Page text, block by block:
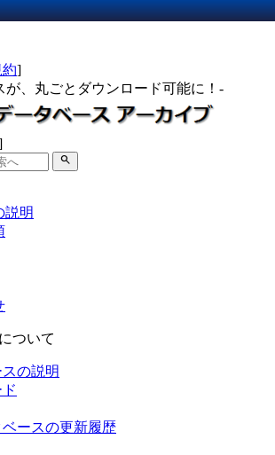
]
が、丸ごとダウンロード可能に！-
search
説明
ついて
の説明
ースの更新履歴